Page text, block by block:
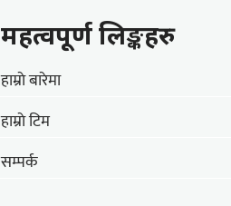
महत्वपूर्ण लिङ्कहरु
हाम्राे बारेमा
हाम्राे टिम
सम्पर्क